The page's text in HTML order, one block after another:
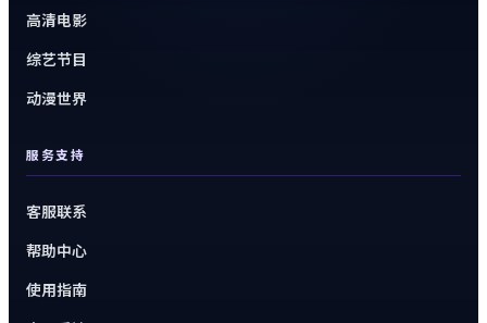
高清电影
综艺节目
动漫世界
服务支持
客服联系
帮助中心
使用指南